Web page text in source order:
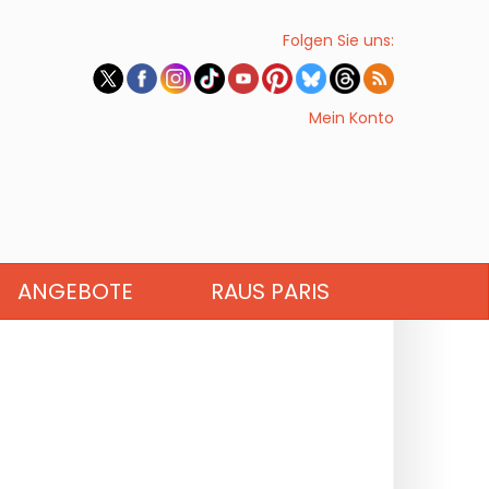
Folgen Sie uns:
Mein Konto
ANGEBOTE RAUS PARIS